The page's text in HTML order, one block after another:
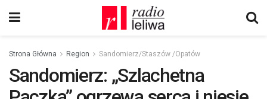
Strona Główna Region Sandomierz/Staszów /Opatów
Sandomierz: „Szlachetna